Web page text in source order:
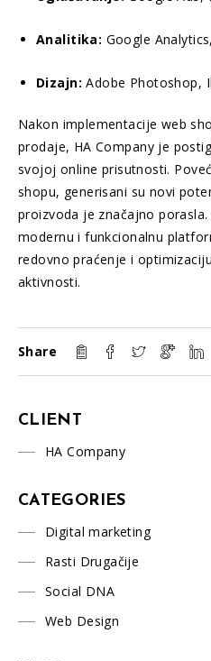
Analitika: Google
Dizajn: Adobe Photoshop,
Nakon implementacije web
prodaje, HA Company je
svojoj online prisutnosti.
shopu, generisani su novi
proizvoda je značajno
modernu i funkcionalnu
redovno praćenje i
aktivnosti.
Share
CLIENT
HA Company
CATEGORIES
Digital marketing
Rasti Drugačije
Social DNA
Web Design